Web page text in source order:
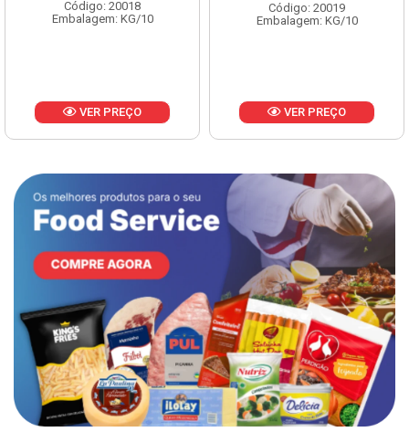
Código: 20019
Embalagem: KG/10
VER PREÇO
Código:
Embalagem:
VER